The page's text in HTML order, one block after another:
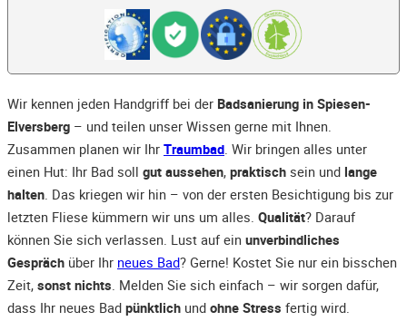
Wir kennen jeden Handgriff bei der Badsanierung in Spiesen-
Elversberg – und teilen unser Wissen gerne mit Ihnen.
Zusammen planen wir Ihr Traumbad. Wir bringen alles unter
einen Hut: Ihr Bad soll gut aussehen, praktisch sein und lange
halten. Das kriegen wir hin – von der ersten Besichtigung bis zur
letzten Fliese kümmern wir uns um alles. Qualität? Darauf
können Sie sich verlassen. Lust auf ein unverbindliches
Gespräch über Ihr neues Bad? Gerne! Kostet Sie nur ein bisschen
Zeit, sonst nichts. Melden Sie sich einfach – wir sorgen dafür,
dass Ihr neues Bad pünktlich und ohne Stress fertig wird.